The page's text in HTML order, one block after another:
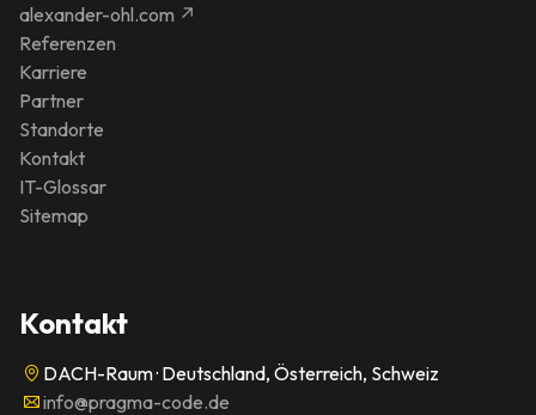
alexander-ohl.com ↗
Referenzen
Karriere
Partner
Standorte
Kontakt
IT-Glossar
Sitemap
Kontakt
DACH-Raum · Deutschland, Österreich, Schweiz
info@pragma-code.de